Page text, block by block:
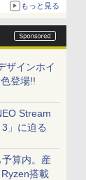
もっと見る
ザインホイ
登場!!
Stream
」に迫る
予算内。産
搭載